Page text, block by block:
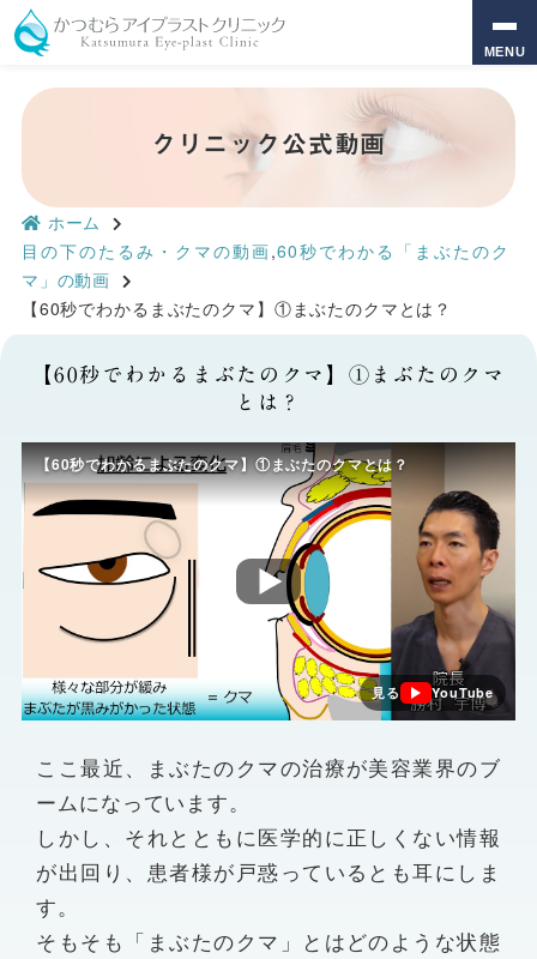
MENU
クリニック公式動画
ホーム
目の下のたるみ・クマの動画,60秒でわかる「まぶたのク
マ」の動画
【60秒でわかるまぶたのクマ】①まぶたのクマとは？
【60秒でわかるまぶたのクマ】①まぶたのクマ
とは？
【60秒でわかるまぶたのクマ】①まぶたのクマとは？
見る YouTube
ここ最近、まぶたのクマの治療が美容業界のブ
ームになっています。
しかし、それとともに医学的に正しくない情報
が出回り、患者様が戸惑っているとも耳にしま
す。
そもそも「まぶたのクマ」とはどのような状態